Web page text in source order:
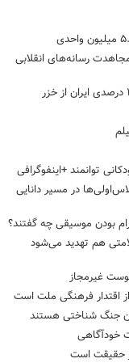
رسانه‌های انقلابی
توانمند +اینفوگرافی
آماده‌سازی کلاس‌اولی‌ها در مسیر دانایی
بودن موسیقی چه گفتند؟
هم تهدید می‌شود
غیرمجاز
اقتدار فرهنگی ملت است
جنگ شناختی هستند
خودآگاهی
حقیقت است